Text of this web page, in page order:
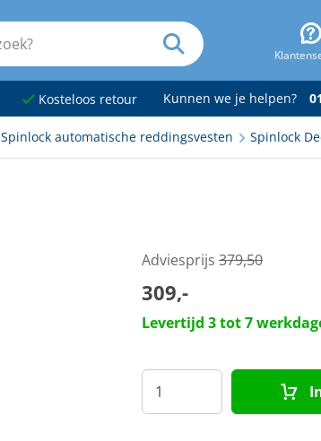
Kosteloos retour Kunnen we je helpen?
Spinlock automatische reddingsvesten Spinlock
Adviesprijs379,50
309,-
Levertijd 3 tot 7